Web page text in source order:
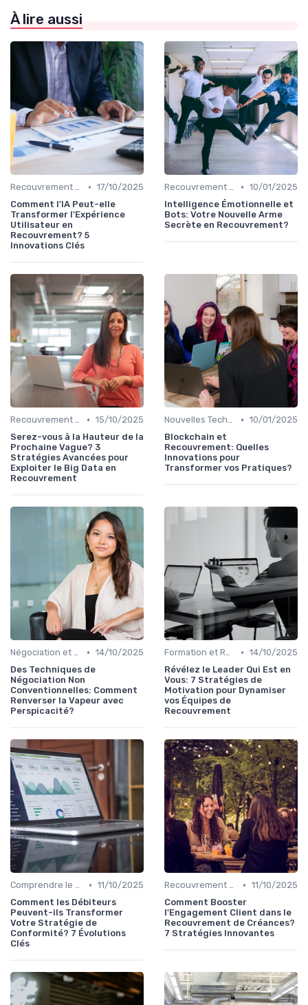
À lire aussi
Recouvrement et Intelligence Artificielle • 17/10/2025
Comment l'IA Peut-elle
Transformer l'Expérience
Utilisateur en
Recouvrement? 5
Innovations Clés
Recouvrement et Intelligence Artificielle • 10/01/2025
Intelligence Émotionnelle et
Bots: Votre Nouvelle Arme
Secrète en Recouvrement?
Recouvrement et Intelligence Artificielle • 15/10/2025
Serez-vous à la Hauteur de la
Prochaine Vague? 3
Stratégies Avancées pour
Exploiter le Big Data en
Recouvrement
Nouvelles Technologies en Recouvrement de Créances • 10/01/2025
Blockchain et
Recouvrement: Quelles
Innovations pour
Transformer vos Pratiques?
Négociation et Arrangement de Paiement • 14/10/2025
Des Techniques de
Négociation Non
Conventionnelles: Comment
Renverser la Vapeur avec
Perspicacité?
Formation et Ressources Professionnelles • 14/10/2025
Révélez le Leader Qui Est en
Vous: 7 Stratégies de
Motivation pour Dynamiser
vos Équipes de
Recouvrement
Comprendre le Recouvrement de Créances • 11/10/2025
Comment les Débiteurs
Peuvent-ils Transformer
Votre Stratégie de
Conformité? 7 Évolutions
Clés
Recouvrement et Relations Commerciales • 11/10/2025
Comment Booster
l'Engagement Client dans le
Recouvrement de Créances?
7 Stratégies Innovantes